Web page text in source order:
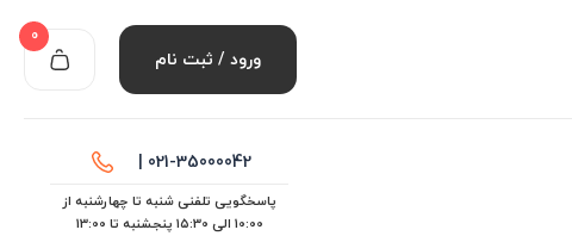
ورود / ثبت نام
0
021-35000042 |
پاسخگویی تلفنی شنبه تا چهارشنبه از
10:00 الی ۱۵:30 پنجشنبه تا 13:00